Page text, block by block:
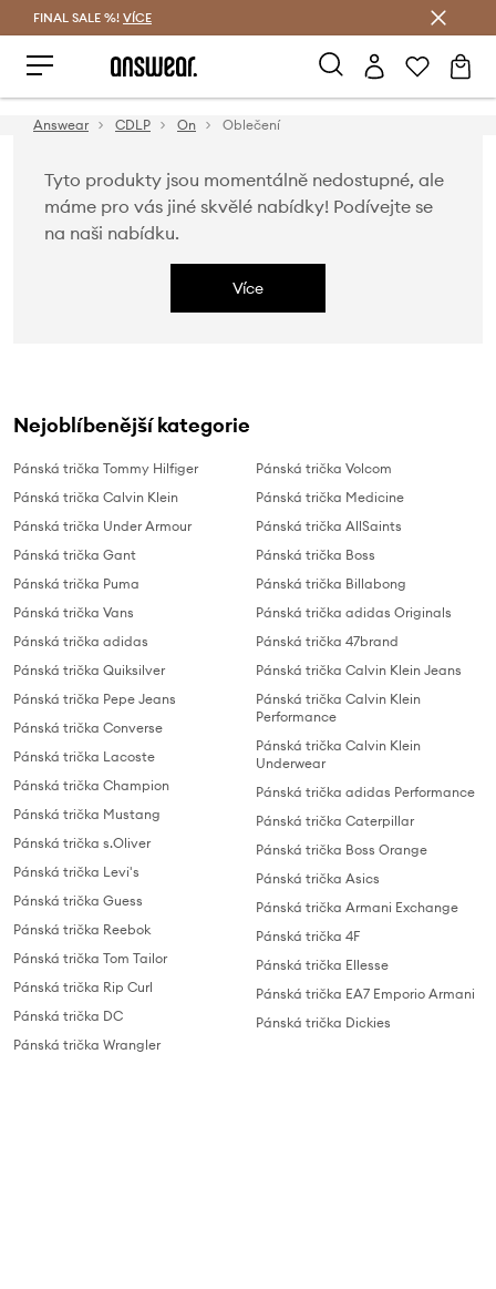
FINAL SALE %! VÍCE
Answear CDLP On Oblečení
Tyto produkty jsou momentálně nedostupné, ale
máme pro vás jiné skvělé nabídky! Podívejte se
na naši nabídku.
Více
Nejoblíbenější kategorie
Pánská trička Tommy Hilfiger
Pánská trička Calvin Klein
Pánská trička Under Armour
Pánská trička Gant
Pánská trička Puma
Pánská trička Vans
Pánská trička adidas
Pánská trička Quiksilver
Pánská trička Pepe Jeans
Pánská trička Converse
Pánská trička Lacoste
Pánská trička Champion
Pánská trička Mustang
Pánská trička s.Oliver
Pánská trička Levi's
Pánská trička Guess
Pánská trička Reebok
Pánská trička Tom Tailor
Pánská trička Rip Curl
Pánská trička DC
Pánská trička Wrangler
Pánská trička Volcom
Pánská trička Medicine
Pánská trička AllSaints
Pánská trička Boss
Pánská trička Billabong
Pánská trička adidas Originals
Pánská trička 47brand
Pánská trička Calvin Klein Jeans
Pánská trička Calvin Klein
Performance
Pánská trička Calvin Klein
Underwear
Pánská trička adidas Performance
Pánská trička Caterpillar
Pánská trička Boss Orange
Pánská trička Asics
Pánská trička Armani Exchange
Pánská trička 4F
Pánská trička Ellesse
Pánská trička EA7 Emporio Armani
Pánská trička Dickies